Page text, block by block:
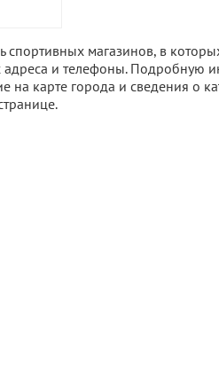
спортивных магазинов, в
адреса и телефоны.
на карте города и сведения о